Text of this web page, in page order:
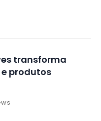
transforma
produtos